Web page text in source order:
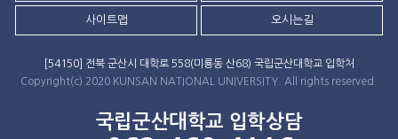
사이트맵 오시는길
[54150] 전북 군산시 대학로 558(미룡동 산68) 국립군산대학교 입학처
Copyright(c) 2020 KUNSAN NATIONAL UNIVERSITY. All rights reserved.
국립군산대학교 입학상담